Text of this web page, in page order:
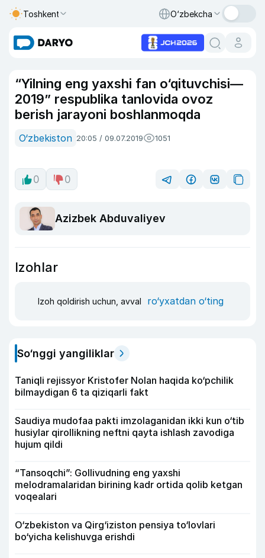
Toshkent O‘zbekcha
“Yilning eng yaxshi fan o‘qituvchisi—
2019” respublika tanlovida ovoz
berish jarayoni boshlanmoqda
O‘zbekiston 20:05 / 09.07.2019 1051
0 0
Azizbek Abduvaliyev
Izohlar
Izoh qoldirish uchun, avval ro‘yxatdan o‘ting
So‘nggi yangiliklar
Taniqli rejissyor Kristofer Nolan haqida ko‘pchilik
bilmaydigan 6 ta qiziqarli fakt
Saudiya mudofaa pakti imzolaganidan ikki kun o‘tib
husiylar qirollikning neftni qayta ishlash zavodiga
hujum qildi
“Tansoqchi”: Gollivudning eng yaxshi
melodramalaridan birining kadr ortida qolib ketgan
voqealari
O‘zbekiston va Qirg‘iziston pensiya to‘lovlari
bo‘yicha kelishuvga erishdi